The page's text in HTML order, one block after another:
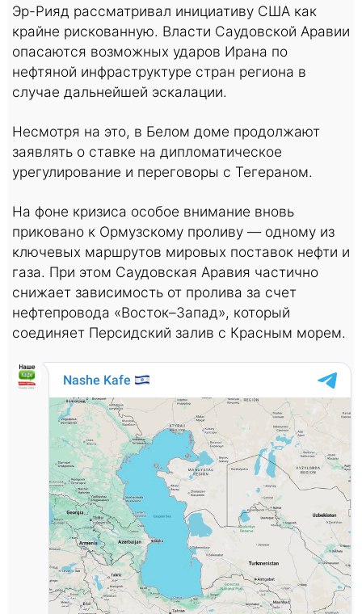
Эр-Рияд рассматривал инициативу США как
крайне рискованную. Власти Саудовской Аравии
опасаются возможных ударов Ирана по
нефтяной инфраструктуре стран региона в
случае дальнейшей эскалации.
Несмотря на это, в Белом доме продолжают
заявлять о ставке на дипломатическое
урегулирование и переговоры с Тегераном.
На фоне кризиса особое внимание вновь
приковано к Ормузскому проливу — одному из
ключевых маршрутов мировых поставок нефти и
газа. При этом Саудовская Аравия частично
снижает зависимость от пролива за счет
нефтепровода «Восток–Запад», который
соединяет Персидский залив с Красным морем.